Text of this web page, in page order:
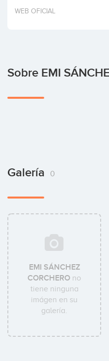
Invertir
WEB OFICIAL
Sobre EMI
Galería 0
EMI SÁNCHEZ
CORCHERO no
tiene ninguna
imágen en su
galería.